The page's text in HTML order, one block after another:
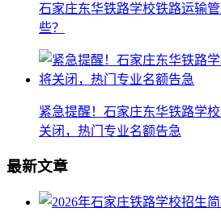
石家庄东华铁路学校铁路运输
些？
紧急提醒！石家庄东华铁路学
关闭，热门专业名额告急
最新文章